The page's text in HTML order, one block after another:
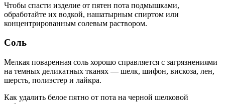
Чтобы спасти изделие от пятен пота подмышками,
обработайте их водкой, нашатырным спиртом или
концентрированным солевым раствором.
Соль
Мелкая поваренная соль хорошо справляется с загрязнениями
на темных деликатных тканях — шелк, шифон, вискоза, лен,
шерсть, полиэстер и лайкра.
Как удалить белое пятно от пота на черной шелковой